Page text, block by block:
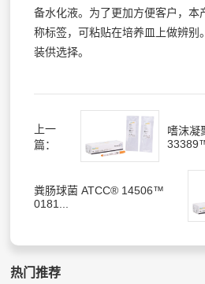
备水化液。为了更加方便客户，本
称标签，可粘贴在培养皿上做辨别
装供选择。
上一
篇：
嗜沫凝
粪肠球菌 ATCC® 14506™
0181...
热门推荐